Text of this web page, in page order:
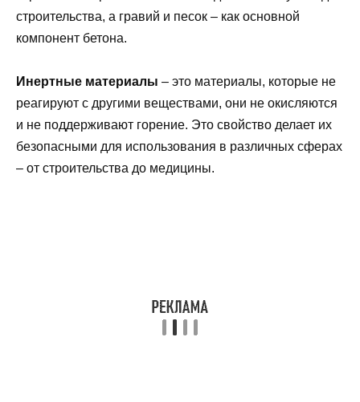
строительства, а гравий и песок – как основной
компонент бетона.
Инертные материалы – это материалы, которые не
реагируют с другими веществами, они не окисляются
и не поддерживают горение. Это свойство делает их
безопасными для использования в различных сферах
– от строительства до медицины.